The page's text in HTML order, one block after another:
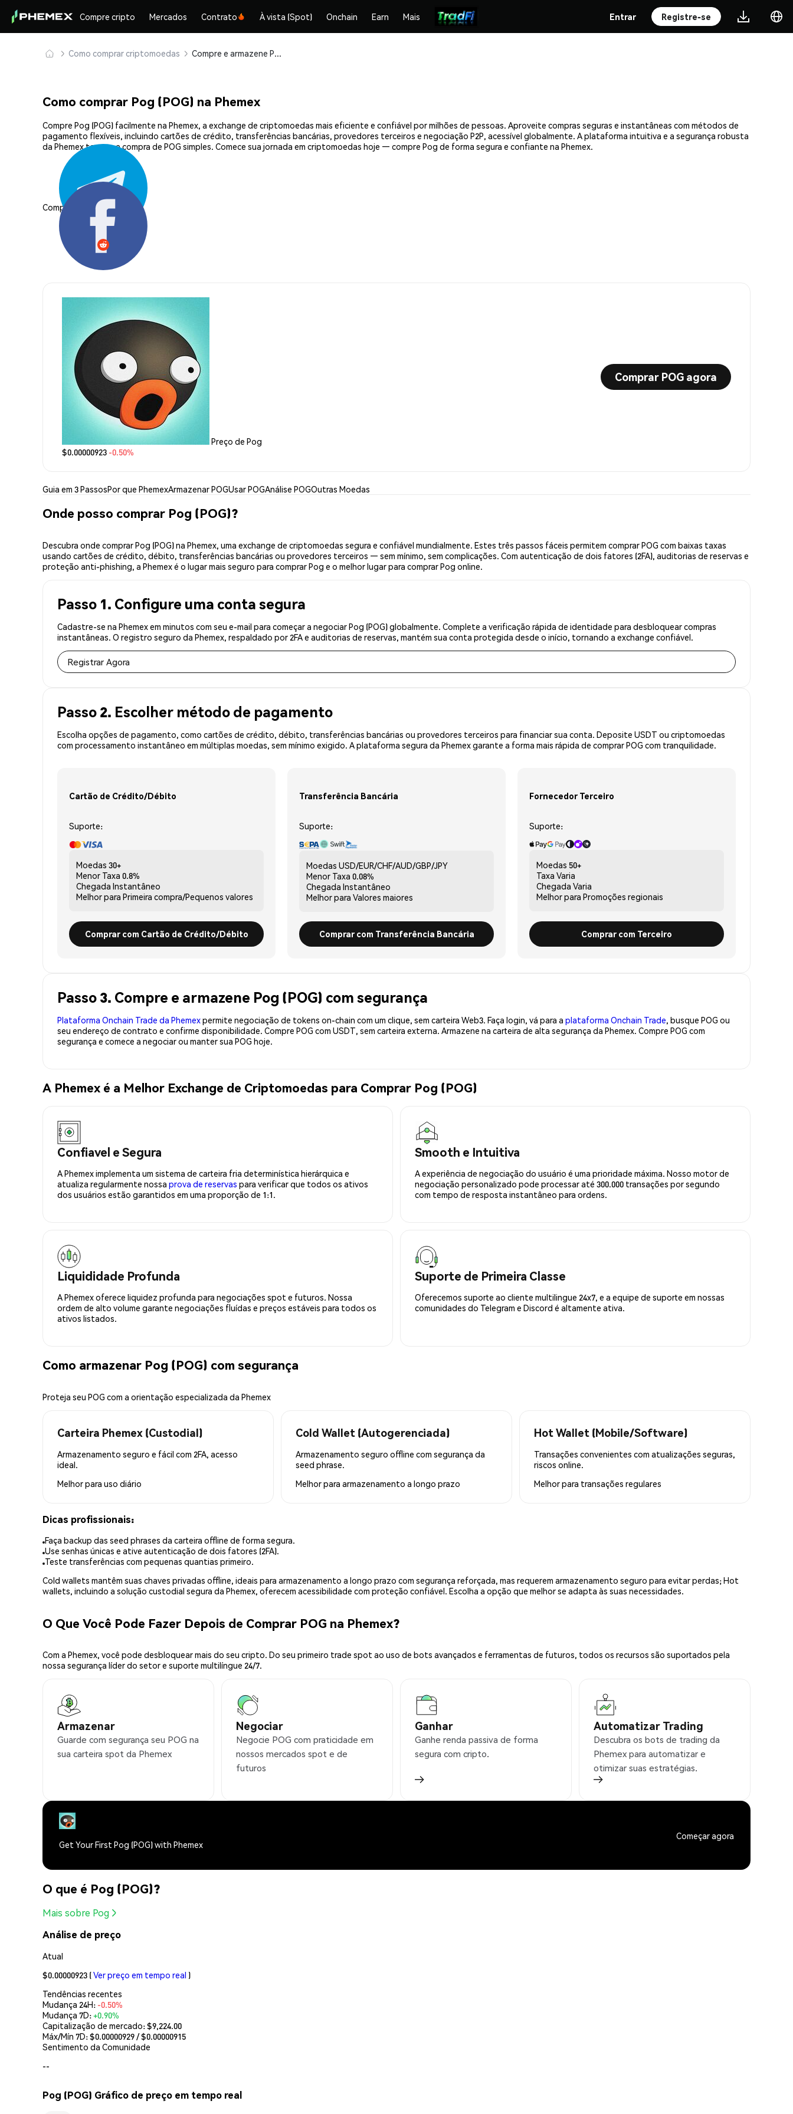
Compre cripto Mercados Contrato À vista (Spot) Onchain Earn Mais Entrar Registre-se
Como comprar criptomoedas Compre e armazene Pog (POG) com segurança
Como comprar Pog (POG) na Phemex
Compre Pog (POG) facilmente na Phemex, a exchange de criptomoedas mais eficiente e confiável por milhões de pessoas. Aproveite compras seguras e instantâneas com métodos de
pagamento flexíveis, incluindo cartões de crédito, transferências bancárias, provedores terceiros e negociação P2P, acessível globalmente. A plataforma intuitiva e a segurança robusta
da Phemex tornam a compra de POG simples. Comece sua jornada em criptomoedas hoje — compre Pog de forma segura e confiante na Phemex.
Compartilhar:
Preço de Pog
$0.00000923 -0.50%
Comprar POG agora
Guia em 3 PassosPor que PhemexArmazenar POGUsar POGAnálise POGOutras Moedas
Onde posso comprar Pog (POG)?
Descubra onde comprar Pog (POG) na Phemex, uma exchange de criptomoedas segura e confiável mundialmente. Estes três passos fáceis permitem comprar POG com baixas taxas
usando cartões de crédito, débito, transferências bancárias ou provedores terceiros — sem mínimo, sem complicações. Com autenticação de dois fatores (2FA), auditorias de reservas e
proteção anti-phishing, a Phemex é o lugar mais seguro para comprar Pog e o melhor lugar para comprar Pog online.
Passo 1. Configure uma conta segura
Cadastre-se na Phemex em minutos com seu e-mail para começar a negociar Pog (POG) globalmente. Complete a verificação rápida de identidade para desbloquear compras
instantâneas. O registro seguro da Phemex, respaldado por 2FA e auditorias de reservas, mantém sua conta protegida desde o início, tornando a exchange confiável.
Registrar Agora
Passo 2. Escolher método de pagamento
Escolha opções de pagamento, como cartões de crédito, débito, transferências bancárias ou provedores terceiros para financiar sua conta. Deposite USDT ou criptomoedas
com processamento instantâneo em múltiplas moedas, sem mínimo exigido. A plataforma segura da Phemex garante a forma mais rápida de comprar POG com tranquilidade.
Cartão de Crédito/Débito
Suporte:
Moedas 30+
Menor Taxa 0.8%
Chegada Instantâneo
Melhor para Primeira compra/Pequenos valores
Comprar com Cartão de Crédito/Débito
Transferência Bancária
Suporte:
Moedas USD/EUR/CHF/AUD/GBP/JPY
Menor Taxa 0.08%
Chegada Instantâneo
Melhor para Valores maiores
Comprar com Transferência Bancária
Fornecedor Terceiro
Suporte:
Moedas 50+
Taxa Varia
Chegada Varia
Melhor para Promoções regionais
Comprar com Terceiro
Passo 3. Compre e armazene Pog (POG) com segurança
Plataforma Onchain Trade da Phemexpermite negociação de tokens on-chain com um clique, sem carteira Web3. Faça login, vá para a plataforma Onchain Trade, busque POG ou
seu endereço de contrato e confirme disponibilidade. Compre POG com USDT, sem carteira externa. Armazene na carteira de alta segurança da Phemex. Compre POG com
segurança e comece a negociar ou manter sua POG hoje.
A Phemex é a Melhor Exchange de Criptomoedas para Comprar Pog (POG)
Confiavel e Segura
A Phemex implementa um sistema de carteira fria determinística hierárquica e
atualiza regularmente nossa prova de reservas para verificar que todos os ativos
dos usuários estão garantidos em uma proporção de 1:1.
Smooth e Intuitiva
A experiência de negociação do usuário é uma prioridade máxima. Nosso motor de
negociação personalizado pode processar até 300.000 transações por segundo
com tempo de resposta instantâneo para ordens.
Liquididade Profunda
A Phemex oferece liquidez profunda para negociações spot e futuros. Nossa
ordem de alto volume garante negociações fluídas e preços estáveis para todos os
ativos listados.
Suporte de Primeira Classe
Oferecemos suporte ao cliente multilingue 24x7, e a equipe de suporte em nossas
comunidades do Telegram e Discord é altamente ativa.
Como armazenar Pog (POG) com segurança
Proteja seu POG com a orientação especializada da Phemex
Carteira Phemex (Custodial)
Armazenamento seguro e fácil com 2FA, acesso
ideal.
Melhor para uso diário
Cold Wallet (Autogerenciada)
Armazenamento seguro offline com segurança da
seed phrase.
Melhor para armazenamento a longo prazo
Hot Wallet (Mobile/Software)
Transações convenientes com atualizações seguras,
riscos online.
Melhor para transações regulares
Dicas profissionais:
Faça backup das seed phrases da carteira offline de forma segura.
Use senhas únicas e ative autenticação de dois fatores (2FA).
Teste transferências com pequenas quantias primeiro.
Cold wallets mantêm suas chaves privadas offline, ideais para armazenamento a longo prazo com segurança reforçada, mas requerem armazenamento seguro para evitar perdas; Hot
wallets, incluindo a solução custodial segura da Phemex, oferecem acessibilidade com proteção confiável. Escolha a opção que melhor se adapta às suas necessidades.
O Que Você Pode Fazer Depois de Comprar POG na Phemex?
Com a Phemex, você pode desbloquear mais do seu cripto. Do seu primeiro trade spot ao uso de bots avançados e ferramentas de futuros, todos os recursos são suportados pela
nossa segurança líder do setor e suporte multilíngue 24/7.
Armazenar
Guarde com segurança seu POG na
sua carteira spot da Phemex
Negociar
Negocie POG com praticidade em
nossos mercados spot e de
futuros
Ganhar
Ganhe renda passiva de forma
segura com cripto.
Automatizar Trading
Descubra os bots de trading da
Phemex para automatizar e
otimizar suas estratégias.
Get Your First Pog (POG) with Phemex
Começar agora
O que é Pog (POG)?
Mais sobre Pog
Análise de preço
Atual
$0.00000923 (Ver preço em tempo real )
Tendências recentes
Mudança 24H: -0.50%
Mudança 7D:+0.90%
Capitalização de mercado:$9,224.00
Máx/Mín 7D: $0.00000929/ $0.00000915
Sentimento da Comunidade
--
Pog (POG) Gráfico de preço em tempo real